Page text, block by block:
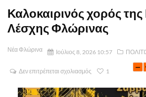
Καλοκαιρινός χορός της
Λέσχης Φλώρινας
Νέα Φλώρινα Ιούλιος 8, 2026 10:57
Δεν επιτρέπεται σχολιασμός 1